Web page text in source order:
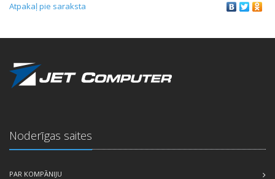
Atpakaļ pie saraksta
Noderīgas saites
PAR KOMPĀNIJU